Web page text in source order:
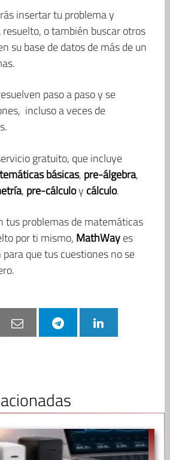
insertar tu problema y
resuelto, o también buscar otros
su base de datos de más de un
paso a paso y se
incluso a veces de
gratuito, que incluye
básicas, pre-álgebra,
, pre-cálculoy cálculo.
tus problemas de matemáticas
por ti mismo, MathWayes
que tus cuestiones no se